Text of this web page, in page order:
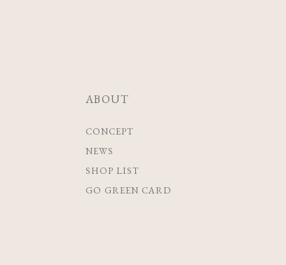
ABOUT
CONCEPT
NEWS
SHOP LIST
GO GREEN CARD